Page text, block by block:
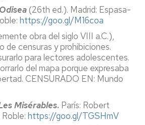
Odisea(26th ed.). Madrid: Espasa-
https://goo.gl/M16coa
obra del siglo VIII a.C.),
de censuras y prohibiciones.
para lectores adolescentes.
del mapa porque expresaba
CENSURADO EN: Mundo
Misérables. París: Robert
https://goo.gl/TGSHmV